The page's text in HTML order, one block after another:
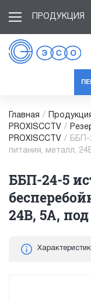
ПРОДУКЦИЯ
Главная /
PROXISCCTV /
PROXISCCTV /
ББП-
питания, металл,
ББП-24-5
24В, 5А,